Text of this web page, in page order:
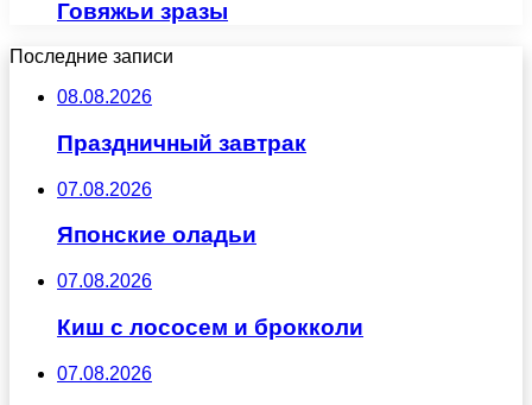
Говяжьи зразы
Последние записи
08.08.2026
Праздничный завтрак
07.08.2026
Японские оладьи
07.08.2026
Киш с лососем и брокколи
07.08.2026